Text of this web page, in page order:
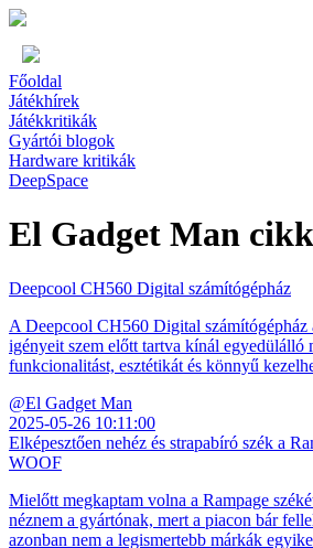
Főoldal
Játékhírek
Játékkritikák
Gyártói blogok
Hardware kritikák
DeepSpace
El Gadget Man
Deepcool CH560 Digital számítógépház
A Deepcool CH560 Digital számítógépház
igényeit szem előtt tartva kínál egyedülálló
funkcionalitást, esztétikát és könnyű
@El Gadget Man
2025-05-26 10:11:00
Elképesztően nehéz és strapabíró szék a
WOOF
Mielőtt megkaptam volna a Rampage
néznem a gyártónak, mert a piacon bár
azonban nem a legismertebb márkák